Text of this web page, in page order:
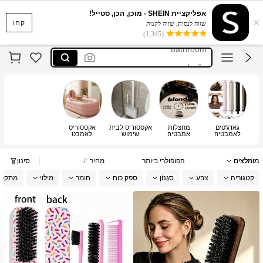
קחו ×
אפליקציית SHEIN - מוכן, הכן, סטייל!
שווה לנסות, שווה לקנות
(1,345)
laundry basket
cirelle
bathroom
laundry basket
cirelle
גאדג'טים
לאמבטיה
מחצלות
אמבטיה
אקססוריס לבית
שימוש
אקססוריס
לאמבט
מומלצים הפופולרי ביותר מחיר סינון
קטגוריה צבע סִגְנוֹן ספק כוח חומר מילוי